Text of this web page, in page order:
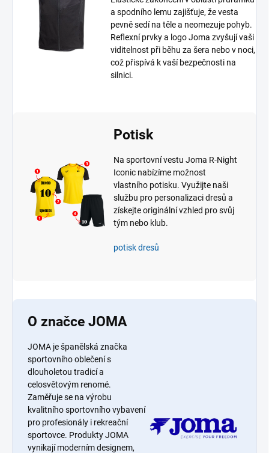
a spodního lemu zajišťuje, že vesta
pevně sedí na těle a neomezuje pohyb.
Reflexní prvky a logo Joma zvyšují vaši
viditelnost při běhu za šera nebo v noci,
což přispívá k vaší bezpečnosti na
silnici.
Potisk
Na sportovní vestu Joma R-Night
Iconic nabízíme možnost
vlastního potisku. Využijte naši
službu pro personalizaci dresů a
získejte originální vzhled pro svůj
tým nebo klub.
potisk dresů
O značce JOMA
JOMA je španělská značka
sportovního oblečení s
dlouholetou tradicí a
celosvětovým renomé.
Zaměřuje se na výrobu
kvalitního sportovního vybavení
pro profesionály i rekreační
sportovce. Produkty JOMA
vynikají moderním designem,